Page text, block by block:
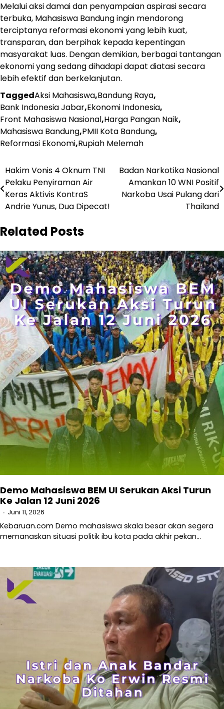
Melalui aksi damai dan penyampaian aspirasi secara
terbuka, Mahasiswa Bandung ingin mendorong
terciptanya reformasi ekonomi yang lebih kuat,
transparan, dan berpihak kepada kepentingan
masyarakat luas. Dengan demikian, berbagai tantangan
ekonomi yang sedang dihadapi dapat diatasi secara
lebih efektif dan berkelanjutan.
TaggedAksi Mahasiswa,Bandung Raya,
Bank Indonesia Jabar,Ekonomi Indonesia,
Front Mahasiswa Nasional,Harga Pangan Naik,
Mahasiswa Bandung,PMII Kota Bandung,
Reformasi Ekonomi,Rupiah Melemah
Navigasi
pos
Hakim Vonis 4 Oknum TNI
Pelaku Penyiraman Air
Keras Aktivis KontraS
Andrie Yunus, Dua Dipecat!
Badan Narkotika Nasional
Amankan 10 WNI Positif
Narkoba Usai Pulang dari
Thailand
Related Posts
Demo Mahasiswa BEM UI Serukan Aksi Turun
Ke Jalan 12 Juni 2026
Juni 11, 2026
Kebaruan.com Demo mahasiswa skala besar akan segera
memanaskan situasi politik ibu kota pada akhir pekan…